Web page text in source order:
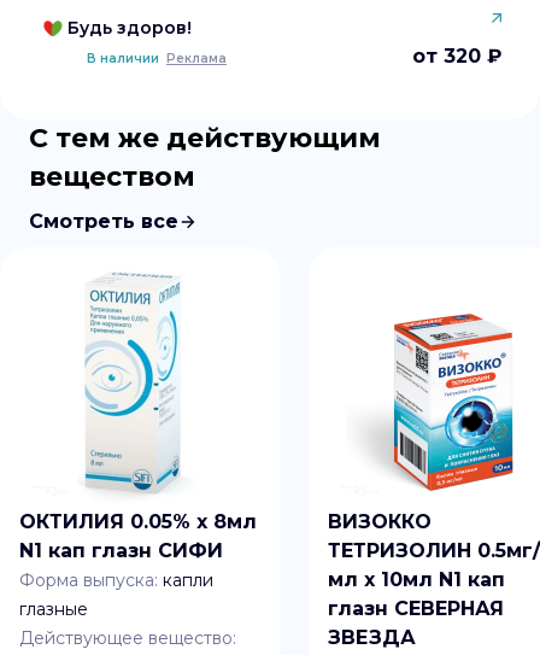
Будь здоров!
от 320 ₽
В наличии Реклама
С тем же действующим
веществом
Смотреть все
ОКТИЛИЯ 0.05% x 8мл
N1 кап глазн СИФИ
Форма выпуска: капли
глазные
Действующее вещество:
ВИЗОККО
ТЕТРИЗОЛИН 0.5мг/
мл x 10мл N1 кап
глазн СЕВЕРНАЯ
ЗВЕЗДА